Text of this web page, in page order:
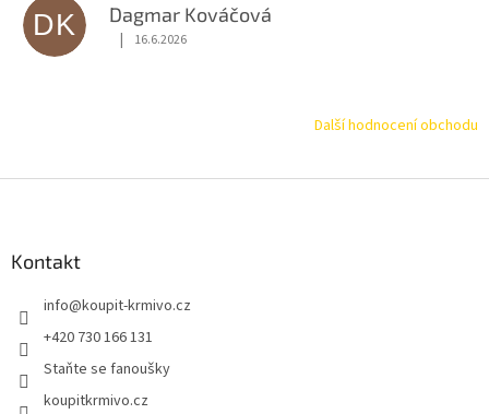
DK Dagmar Kováčová
Hodnocení obchodu je 5 z 5 hvězdiček.
| 16.6.2026
Další hodnocení obchodu
Kontakt
info@koupit-krmivo.cz
+420 730 166 131
Staňte se fanoušky
koupitkrmivo.cz